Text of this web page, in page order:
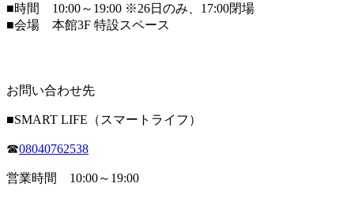
■時間 10:00～19:00 ※26日のみ、17:00閉場
■会場 本館3F 特設スペース
お問い合わせ先
■SMART LIFE（スマートライフ）
☎08040762538
営業時間 10:00～19:00